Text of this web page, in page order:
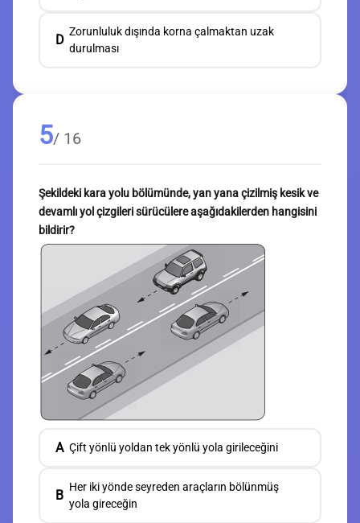
D
Zorunluluk dışında korna çalmaktan uzak
durulması
5/ 16
Şekildeki kara yolu bölümünde, yan yana çizilmiş kesik ve
devamlı yol çizgileri sürücülere aşağıdakilerden hangisini
bildirir?
A Çift yönlü yoldan tek yönlü yola girileceğini
B
Her iki yönde seyreden araçların bölünmüş
yola gireceğin